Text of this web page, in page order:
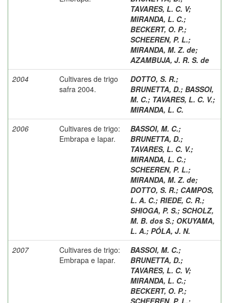
TAVARES, L. C. V;
MIRANDA, L. C.;
BECKERT, O. P.;
SCHEEREN, P. L.;
MIRANDA, M. Z. de;
AZAMBUJA, J. R. S. de
2004
Cultivares de trigo
safra 2004.
DOTTO, S. R.;
BRUNETTA, D.; BASSOI,
M. C.; TAVARES, L. C. V.;
MIRANDA, L. C.
2006
Cultivares de trigo:
Embrapa e Iapar.
BASSOI, M. C.;
BRUNETTA, D.;
TAVARES, L. C. V.;
MIRANDA, L. C.;
SCHEEREN, P. L.;
MIRANDA, M. Z. de;
DOTTO, S. R.; CAMPOS,
L. A. C.; RIEDE, C. R.;
SHIOGA, P. S.; SCHOLZ,
M. B. dos S.; OKUYAMA,
L. A.; PÓLA, J. N.
2007
Cultivares de trigo:
Embrapa e Iapar.
BASSOI, M. C.;
BRUNETTA, D.;
TAVARES, L. C. V;
MIRANDA, L. C.;
BECKERT, O. P.;
SCHEEREN, P. L.;